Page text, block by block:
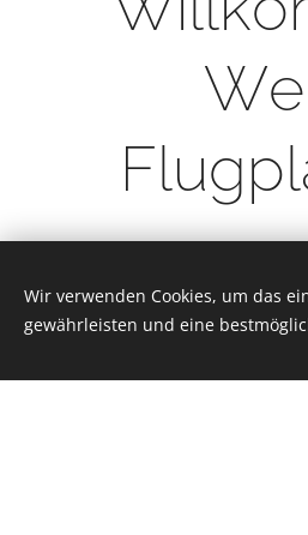
Die
Wir verwenden Cookies, um das
gewährleisten und eine